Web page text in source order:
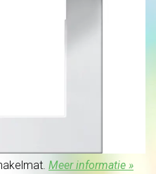
Meer informatie »